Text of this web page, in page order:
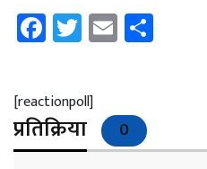
Facebook
Twitter
Email
[reactionpoll]
प्रतिक्रिया 0